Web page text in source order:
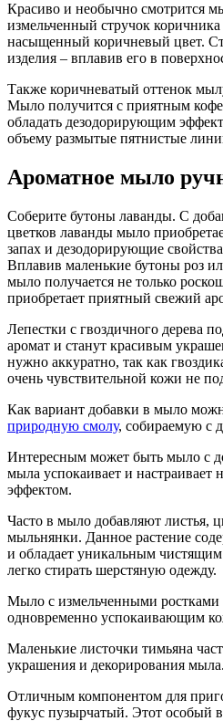
Красиво и необычно смотрится
измельченный стручок
насыщенный коричневый цвет.
изделия – вплавив его в
Также коричневатый оттенок
Мыло получится с приятным
обладать дезодорирующим
объему размытые пятнистые
Ароматное мыло
Соберите бутоны лаванды. С
цветков лаванды мыло
запах и дезодорирующие
Вплавив маленькие бутоны роз
мыло получается не только
приобретает приятный свежий
Лепестки с гвоздичного дерева
аромат и станут красивым
нужно аккуратно, так как
очень чувствительной кожи не
Как вариант добавки в мыло
природную смолу, собираемую с
Интересным может быть мыло с
мыла успокаивает и
эффектом.
Часто в мыло добавляют листья,
мыльнянки. Данное растение
и обладает уникальным
легко стирать шерстяную одежду.
Мыло с измельченными
одновременно успокаивающим
Маленькие листочки тимьяна
украшения и декорирования мыла.
Отличным компонентом для
фукус пузырчатый. Этот особый